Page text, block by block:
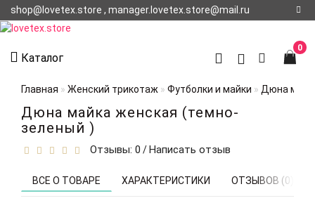
shop@lovetex.store , manager.lovetex.store@mail.ru
Каталог
0
Главная Женский трикотаж Футболки и майки Дюна
Дюна майка женская (темно-
зеленый )
Отзывы: 0 /Написать отзыв
ВСЕ О ТОВАРЕ ХАРАКТЕРИСТИКИ ОТЗЫВОВ (0)